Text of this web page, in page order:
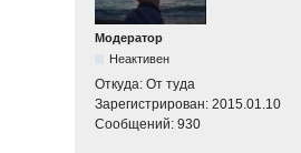
Модератор
Неактивен
Откуда:От туда
Зарегистрирован:2015.01.10
Сообщений:930